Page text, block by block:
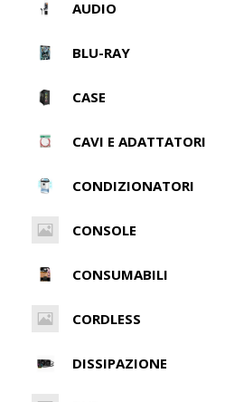
AUDIO
BLU-RAY
CASE
CAVI E ADATTATORI
CONDIZIONATORI
CONSOLE
CONSUMABILI
CORDLESS
DISSIPAZIONE